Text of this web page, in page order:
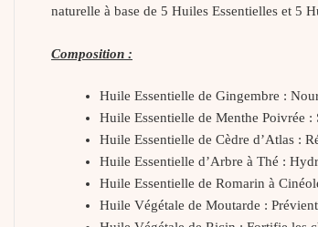
naturelle à base de 5 Huiles Essentielles et 5
Composition :
Huile Essentielle de Gingembre :
Huile Essentielle de Menthe Poivrée
Huile Essentielle de Cèdre d’Atlas :
Huile Essentielle d’Arbre à Thé :
Huile Essentielle de Romarin à
Huile Végétale de Moutarde :